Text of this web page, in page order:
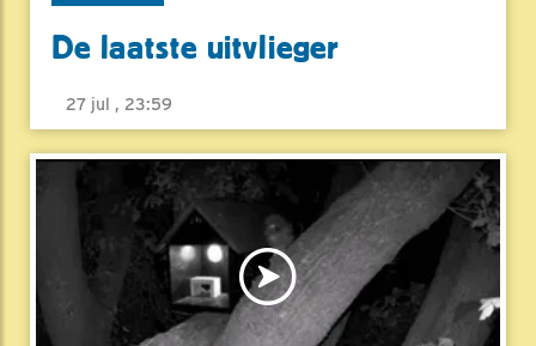
De laatste uitvlieger
27 jul , 23:59